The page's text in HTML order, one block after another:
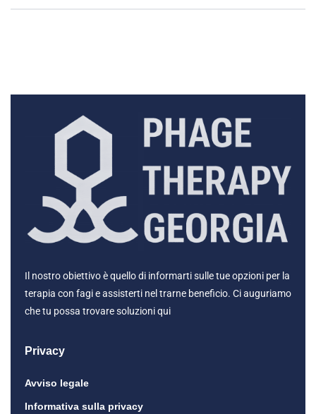
Il nostro obiettivo è quello di informarti sulle tue opzioni per la
terapia con fagi e assisterti nel trarne beneficio. Ci auguriamo
che tu possa trovare soluzioni qui
Privacy
Avviso legale
Informativa sulla privacy